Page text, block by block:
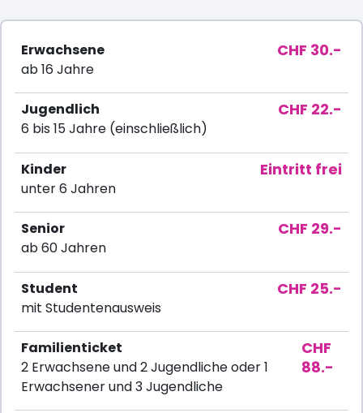
Erwachsene
ab 16 Jahre
CHF 30.-
Jugendlich
6 bis 15 Jahre (einschließlich)
CHF 22.-
Kinder
unter 6 Jahren
Eintritt frei
Senior
ab 60 Jahren
CHF 29.-
Student
mit Studentenausweis
CHF 25.-
Familienticket
2 Erwachsene und 2 Jugendliche oder 1
Erwachsener und 3 Jugendliche
CHF
88.-